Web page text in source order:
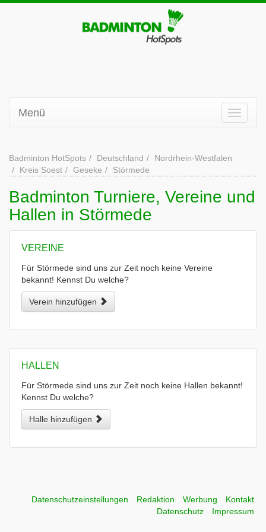
Menü
Badminton HotSpots Deutschland
Nordrhein-Westfalen
Kreis Soest
Geseke Störmede
Badminton Turniere, Vereine und
Hallen in Störmede
VEREINE
Für Störmede sind uns zur Zeit noch keine Vereine
bekannt! Kennst Du welche?
Verein hinzufügen
HALLEN
Für Störmede sind uns zur Zeit noch keine Hallen bekannt!
Kennst Du welche?
Halle hinzufügen
Datenschutzeinstellungen Redaktion Werbung
Kontakt
Datenschutz
Impressum